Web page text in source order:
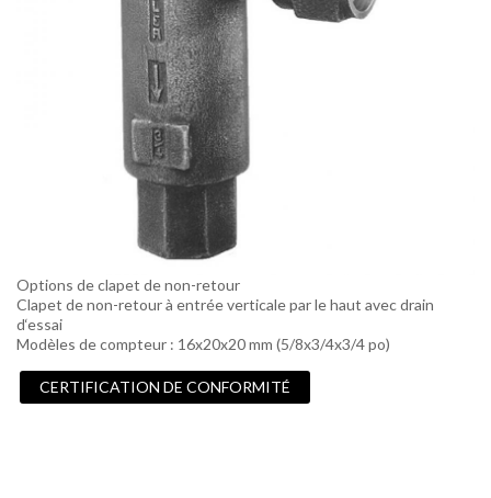
Options de clapet de non-retour
Clapet de non-retour à entrée verticale par le haut avec drain
d‘essai
Modèles de compteur : 16x20x20 mm (5/8x3/4x3/4 po)
CERTIFICATION DE CONFORMITÉ